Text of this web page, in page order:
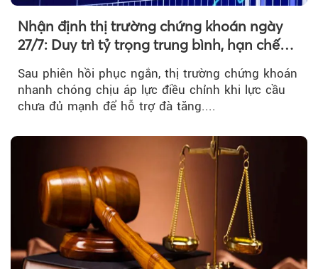
Nhận định thị trường chứng khoán ngày
27/7: Duy trì tỷ trọng trung bình, hạn chế
Sau phiên hồi phục ngắn, thị trường chứng khoán
nhanh chóng chịu áp lực điều chỉnh khi lực cầu
chưa đủ mạnh để hỗ trợ đà tăng....